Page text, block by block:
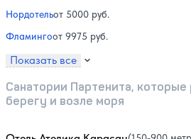
Нордотельот 5000 руб.
Фламингоот 9975 руб.
Показать все
Санатории Партенита,
берегу и возле моря